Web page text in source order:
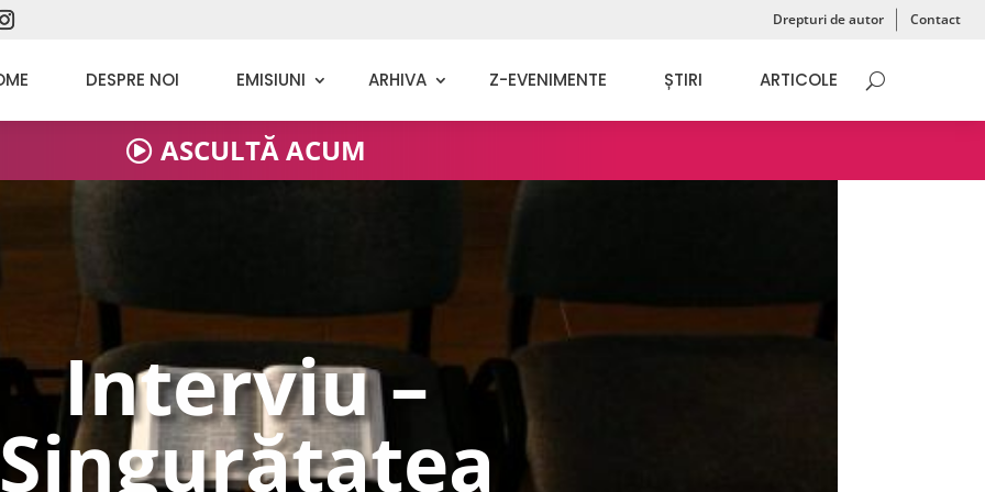
Drepturi de autor Contact
DESPRE NOI EMISIUNI ARHIVA Z-EVENIMENTE ȘTIRI ARTICOLE
ASCULTĂ ACUM
Interviu –
04. Nebun pentru Hristos
05. Dincolo de granița iernii
06. Ce să vorbești cu Domnul Isus
03. Interviu - Despre mândrie